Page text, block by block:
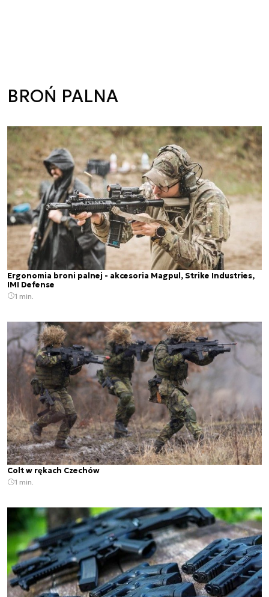
BROŃ PALNA
Ergonomia broni palnej - akcesoria Magpul, Strike Industries,
IMI Defense
1 min.
Colt w rękach Czechów
1 min.